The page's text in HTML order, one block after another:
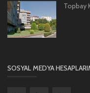
Topbay
SOSYAL MEDYA